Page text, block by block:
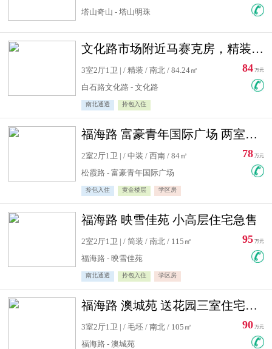
塔山奇山 - 塔山明珠
文化路市场附近马赛克房，精装修三居室，南北通透，实用面积大
3室2厅1卫 | / 精装 / 南北 / 84.24㎡
白石路文化路 - 文化路
南北通透 拎包入住
84 万元
福海路 富豪青年国际广场 两室住宅急售
2室2厅1卫 | / 中装 / 西南 / 84㎡
松霞路 - 富豪青年国际广场
拎包入住 黄金楼层 学区房
78 万元
福海路 映雪佳苑 小高层住宅急售
2室2厅1卫 | / 简装 / 南北 / 115㎡
福海路 - 映雪佳苑
南北通透 拎包入住 学区房
95 万元
福海路 澳城苑 送花园三室住宅急售
3室2厅1卫 | / 毛坯 / 南北 / 105㎡
福海路 - 澳城苑
90 万元